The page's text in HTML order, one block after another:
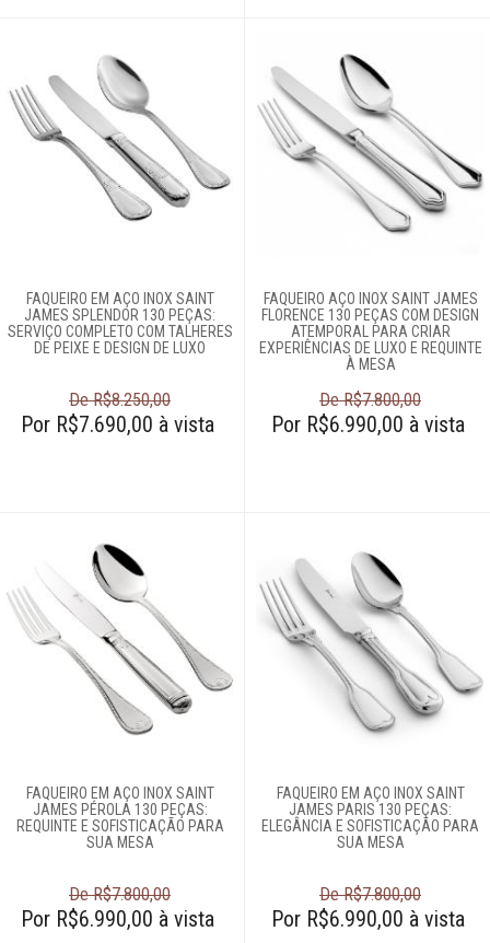
61
996581061
Televendas
996588122
FAQUEIRO EM AÇO INOX SAINT
JAMES SPLENDOR 130 PEÇAS:
SERVIÇO COMPLETO COM TALHERES
DE PEIXE E DESIGN DE LUXO
De R$8.250,00
Por R$7.690,00 à vista
FAQUEIRO AÇO INOX SAINT JAMES
FLORENCE 130 PEÇAS COM DESIGN
ATEMPORAL PARA CRIAR
EXPERIÊNCIAS DE LUXO E REQUINTE
À MESA
De R$7.800,00
Por R$6.990,00 à vista
FAQUEIRO EM AÇO INOX SAINT
JAMES PÉROLA 130 PEÇAS:
REQUINTE E SOFISTICAÇÃO PARA
SUA MESA
De R$7.800,00
Por R$6.990,00 à vista
FAQUEIRO EM AÇO INOX SAINT
JAMES PARIS 130 PEÇAS:
ELEGÂNCIA E SOFISTICAÇÃO PARA
SUA MESA
De R$7.800,00
Por R$6.990,00 à vista